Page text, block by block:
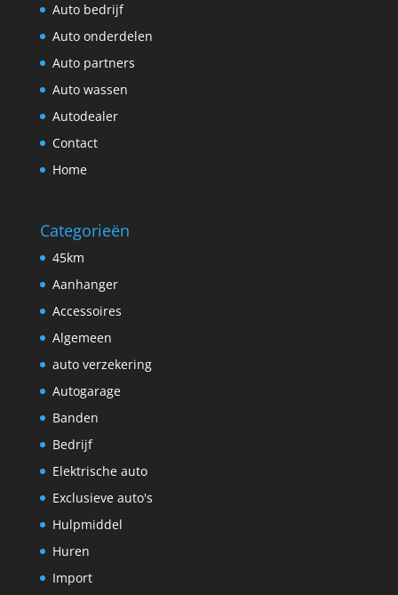
Auto bedrijf
Auto onderdelen
Auto partners
Auto wassen
Autodealer
Contact
Home
Categorieën
45km
Aanhanger
Accessoires
Algemeen
auto verzekering
Autogarage
Banden
Bedrijf
Elektrische auto
Exclusieve auto's
Hulpmiddel
Huren
Import